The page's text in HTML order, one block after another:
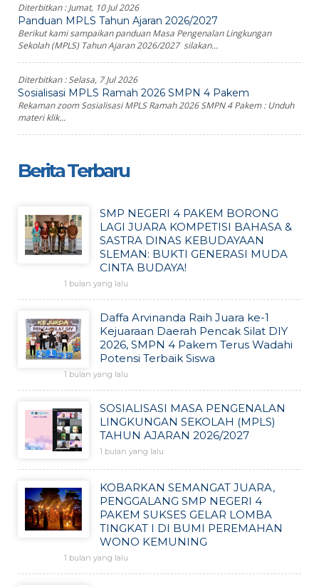
Diterbitkan :Jumat, 10 Jul 2026
Panduan MPLS Tahun Ajaran 2026/2027
Berikut kami sampaikan panduan Masa Pengenalan Lingkungan
Sekolah (MPLS) Tahun Ajaran 2026/2027 silakan...
Diterbitkan :Selasa, 7 Jul 2026
Sosialisasi MPLS Ramah 2026 SMPN 4 Pakem
Rekaman zoom Sosialisasi MPLS Ramah 2026 SMPN 4 Pakem : Unduh
materi klik...
Berita Terbaru
SMP NEGERI 4 PAKEM BORONG
LAGI JUARA KOMPETISI BAHASA &
SASTRA DINAS KEBUDAYAAN
SLEMAN: BUKTI GENERASI MUDA
CINTA BUDAYA!
1 bulan yang lalu
Daffa Arvinanda Raih Juara ke-1
Kejuaraan Daerah Pencak Silat DIY
2026, SMPN 4 Pakem Terus Wadahi
Potensi Terbaik Siswa
1 bulan yang lalu
SOSIALISASI MASA PENGENALAN
LINGKUNGAN SEKOLAH (MPLS)
TAHUN AJARAN 2026/2027
1 bulan yang lalu
KOBARKAN SEMANGAT JUARA,
PENGGALANG SMP NEGERI 4
PAKEM SUKSES GELAR LOMBA
TINGKAT I DI BUMI PEREMAHAN
WONO KEMUNING
1 bulan yang lalu